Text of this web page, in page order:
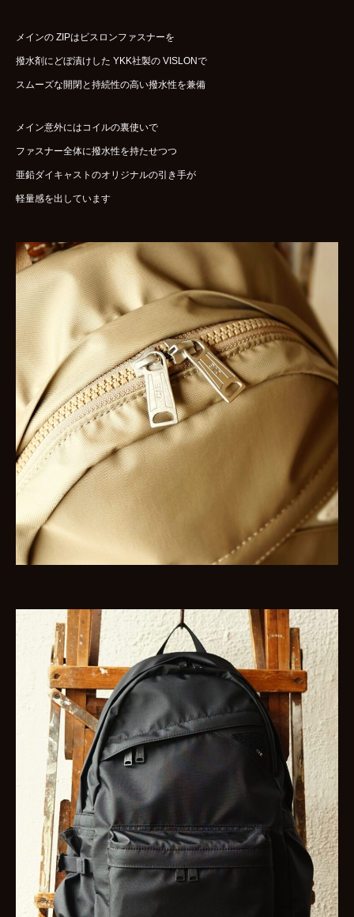
メインの ZIPはビスロンファスナーを
撥水剤にどぼ漬けした YKK社製の VISLONで
スムーズな開閉と持続性の高い撥水性を兼備
メイン意外にはコイルの裏使いで
ファスナー全体に撥水性を持たせつつ
亜鉛ダイキャストのオリジナルの引き手が
軽量感を出しています